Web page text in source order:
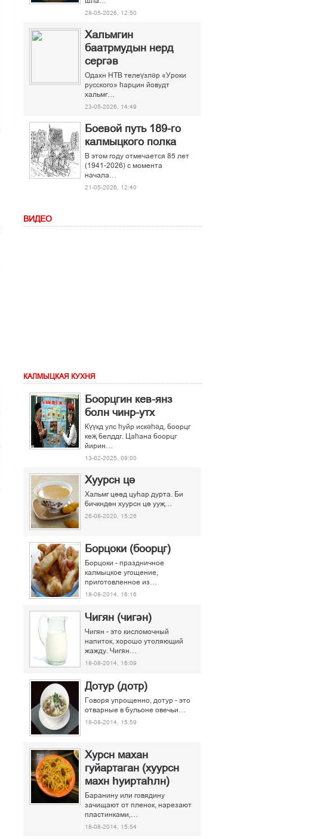
28-05-2026, 12:50
Хальмгин
баатрмудын нерд
сергәв
Одахн НТВ телеүзләр «Уроки
русского» һарцин йовудт
хальмг…
23-05-2026, 14:49
Боевой путь 189-го
калмыцкого полка
В этом году отмечается 85 лет
(1941-2026) с момента
начала…
21-05-2026, 12:40
ВИДЕО
КАЛМЫЦКАЯ КУХНЯ
Боорцгин кев-янз
болн чинр-утх
Күүкд улс һуйр искәһәд, боорцг
кеҗ белддг. Цаһана боорцг
йирин…
13-02-2025, 09:00
Хуурсн ці
Хальмг ціід цуєар дурта. Би
бичкндін хуурсн ці ууљ…
26-08-2020, 15:26
Борцоки (боорцг)
Борцоки - праздничное
калмыцкое угощение,
приготовленное из…
18-08-2014, 16:16
Чигян (чигән)
Чигян - это кисломочный
напиток, хорошо утоляющий
жажду. Чигян…
18-08-2014, 16:09
Дотур (дотр)
Говоря упрощенно, дотур - это
отварные в бульоне овечьи…
18-08-2014, 15:59
Хурсн махан
гуйартаган (хуурсн
махн һуиртаһлн)
Баранину или говядину
зачищают от пленок, нарезают
пластинками,…
18-08-2014, 15:54